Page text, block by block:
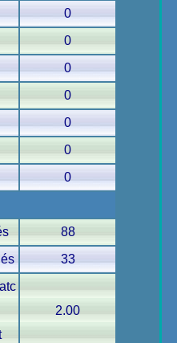
0
0
0
0
0
0
0
88
33
2.00